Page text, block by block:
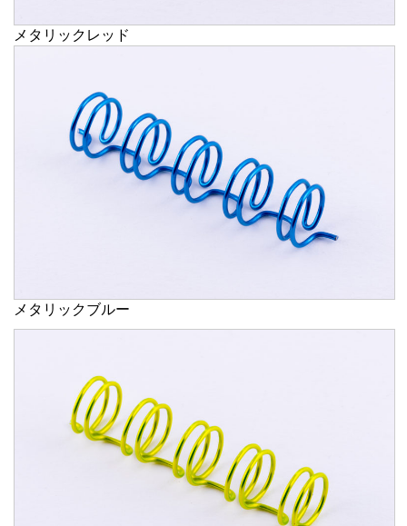
メタリックレッド
メタリックブルー